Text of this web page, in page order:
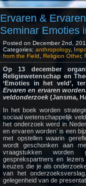
Ervaren &
Seminar Emoties
Posted on December 2nd,
Categories: anthropology,
from the Field
Religion Other,
Op 13 december
Religiewetenschap en
‘Emoties in het veld’,
Ervaren en ervaren
veld­on­der­zoek(Jansma,
In het boek worden
sociaal wetenschappelijk
het onderzoek werd in
en ervaren worden’ is een
met opstellen waarin
wordt geschonken aan
vraagstukken worden
gesprekspartners en
keuzes die je als
van het
gelegenheid van de